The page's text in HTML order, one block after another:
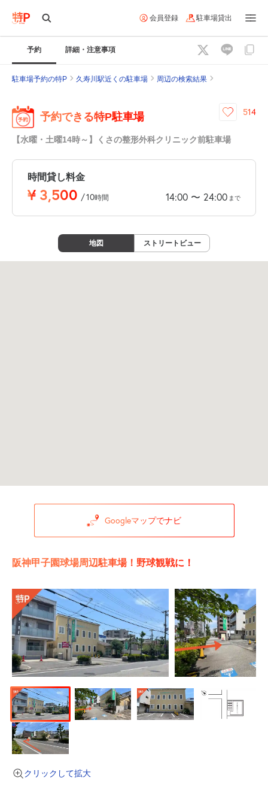
会員登録 駐車場貸出
予約 詳細・注意事項
駐車場予約の特P 久寿川駅近くの駐車場 周辺の検索結果
予約できる特P駐車場
【水曜・土曜14時～】くさの整形外科クリニック前駐車場
514
時間貸し料金
¥ 3,500 /10時間 14:00 〜 24:00 まで
地図 ストリートビュー
Googleマップでナビ
阪神甲子園球場周辺駐車場！野球観戦に！
クリックして拡大